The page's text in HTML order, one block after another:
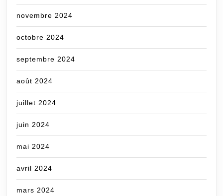
novembre 2024
octobre 2024
septembre 2024
août 2024
juillet 2024
juin 2024
mai 2024
avril 2024
mars 2024